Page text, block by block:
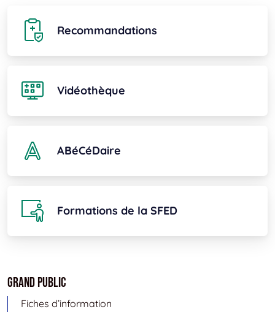
Recommandations
Vidéothèque
ABéCéDaire
Formations de la SFED
Grand public
Fiches d’information